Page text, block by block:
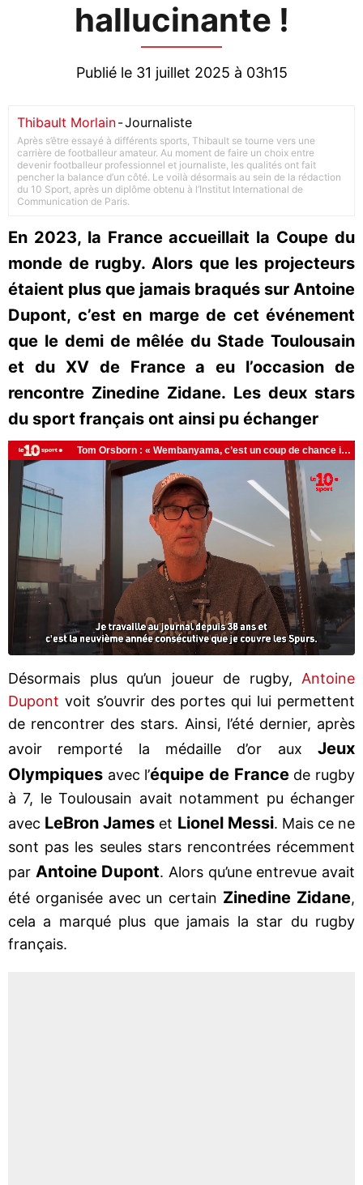
hallucinante !
Publié le 31 juillet 2025 à 03h15
Thibault Morlain-Journaliste
Après s’être essayé à différents sports, Thibault se tourne vers une
carrière de footballeur amateur. Au moment de faire un choix entre
devenir footballeur professionnel et journaliste, les qualités ont fait
pencher la balance d’un côté. Le voilà désormais au sein de la rédaction
du 10 Sport, après un diplôme obtenu à l’Institut International de
Communication de Paris.
En 2023, la France accueillait la Coupe du
monde de rugby. Alors que les projecteurs
étaient plus que jamais braqués sur Antoine
Dupont, c’est en marge de cet événement
que le demi de mêlée du Stade Toulousain
et du XV de France a eu l’occasion de
rencontre Zinedine Zidane. Les deux stars
du sport français ont ainsi pu échanger
Désormais plus qu’un joueur de rugby, Antoine
Dupont voit s’ouvrir des portes qui lui permettent
de rencontrer des stars. Ainsi, l’été dernier, après
avoir remporté la médaille d’or aux Jeux
Olympiques avec l’équipe de France de rugby
à 7, le Toulousain avait notamment pu échanger
avec LeBron James et Lionel Messi. Mais ce ne
sont pas les seules stars rencontrées récemment
par Antoine Dupont. Alors qu’une entrevue avait
été organisée avec un certain Zinedine Zidane,
cela a marqué plus que jamais la star du rugby
français.